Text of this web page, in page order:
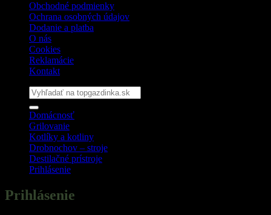
Obchodné podmienky
Ochrana osobných údajov
Dodanie a platba
O nás
Cookies
Reklamácie
Kontakt
Hľadať:
Domácnosť
Grilovanie
Kotlíky a kotliny
Drobnochov – stroje
Destilačné prístroje
Prihlásenie
Prihlásenie